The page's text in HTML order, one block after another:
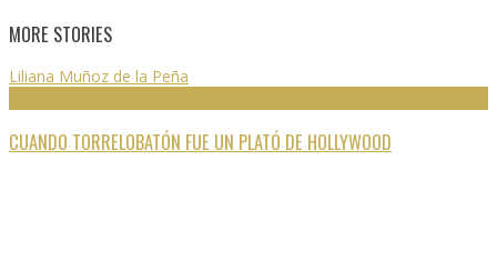
MORE STORIES
Liliana Muñoz de la Peña
CUANDO TORRELOBATÓN FUE UN PLATÓ DE HOLLYWOOD